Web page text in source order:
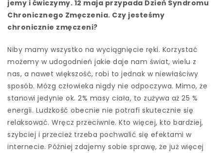
jemy i ćwiczymy. 12 maja przypada Dzień Syndromu
Chronicznego Zmęczenia. Czy jesteśmy
chronicznie zmęczeni?
Niby mamy wszystko na wyciągnięcie ręki. Korzystać
możemy w udogodnień jakie daje nam świat, wielu z
nas, a nawet większość, robi to jednak w niewłaściwy
sposób. Mózg człowieka nigdy nie odpoczywa. Mimo, że
stanowi jedynie ok. 2% masy ciała, to zużywa aż 25 %
energii. Ludzkość obecnie nie potrafi skutecznie się
relaksować. Wręcz przeciwnie. Kto więcej, kto bardziej,
szybciej i przecież trzeba pochwalić się efektami w
internecie. Później zdajemy sobie sprawę, że już więcej